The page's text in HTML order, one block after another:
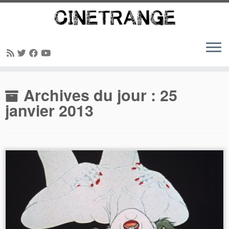
au
contenuArchives du jour : 25
janvier 2013